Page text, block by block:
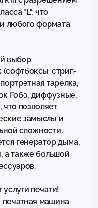
"L", что
любого формата
выбор
(софтбоксы, стрип-
тарелка,
Гобо, диффузные,
позволяет
замыслы и
сложности.
генератор дыма,
а также большой
печати!
печатная машина